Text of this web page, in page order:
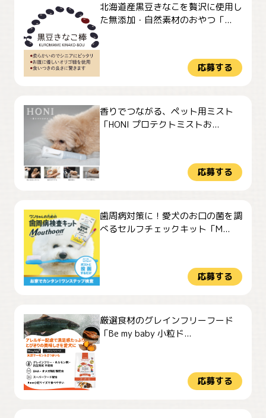
北海道産黒豆きなこを贅沢に使用し
た無添加・自然素材のおやつ「...
応募する
香りでつながる、ペット用ミスト
「HONI プロテクトミストお...
応募する
歯周病対策に！愛犬のお口の菌を調
べるセルフチェックキット「M...
応募する
厳選食材のグレインフリーフード
「Be my baby 小粒ド...
応募する